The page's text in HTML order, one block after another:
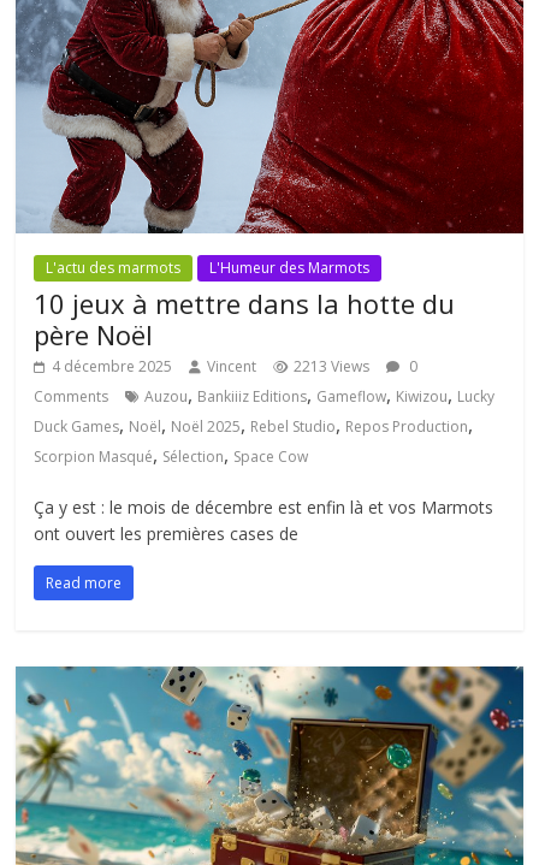
L'actu des marmots L'Humeur des Marmots
10 jeux à mettre dans la hotte du
père Noël
4 décembre 2025 Vincent 2213 Views
0
Comments
Auzou, Bankiiiz Editions, Gameflow, Kiwizou, Lucky
Duck Games, Noël, Noël 2025, Rebel Studio, Repos Production,
Scorpion Masqué, Sélection, Space Cow
Ça y est : le mois de décembre est enfin là et vos Marmots
ont ouvert les premières cases de
Read more